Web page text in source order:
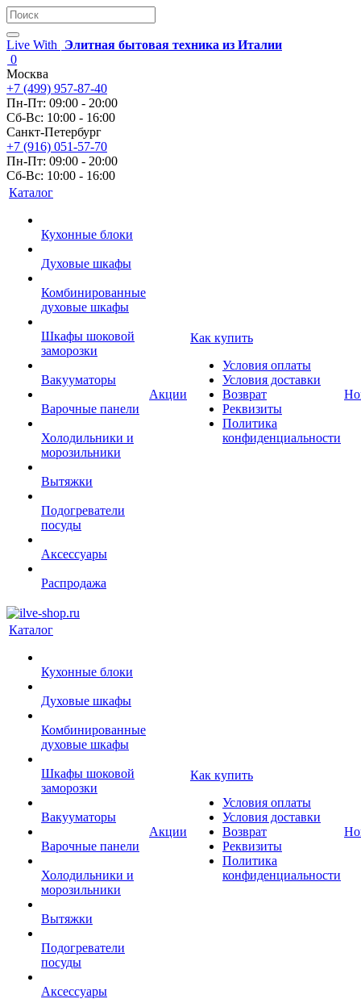
Live With
Элитная бытовая техника из Италии
0
Москва
+7 (499) 957-87-40
Пн-Пт: 09:00 - 20:00
Сб-Вс: 10:00 - 16:00
Санкт-Петербург
+7 (916) 051-57-70
Пн-Пт: 09:00 - 20:00
Сб-Вс: 10:00 - 16:00
Каталог
Кухонные блоки
Духовые шкафы
Комбинированные
духовые шкафы
Шкафы шоковой
заморозки
Вакууматоры
Варочные панели
Холодильники и
морозильники
Вытяжки
Подогреватели
посуды
Аксессуары
Распродажа
Акции
Как купить
Условия оплаты
Условия доставки
Возврат
Реквизиты
Политика
конфиденциальности
Каталог
Кухонные блоки
Духовые шкафы
Комбинированные
духовые шкафы
Шкафы шоковой
заморозки
Вакууматоры
Варочные панели
Холодильники и
морозильники
Вытяжки
Подогреватели
посуды
Аксессуары
Акции
Как купить
Условия оплаты
Условия доставки
Возврат
Реквизиты
Политика
конфиденциальности